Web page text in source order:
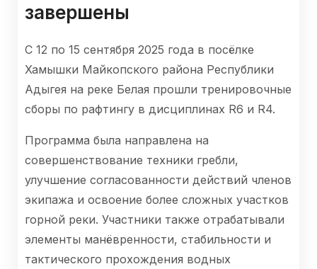
завершены
С 12 по 15 сентября 2025 года в посёлке
Хамышки Майкопского района Республики
Адыгея на реке Белая прошли тренировочные
сборы по рафтингу в дисциплинах R6 и R4.
Программа была направлена на
совершенствование техники гребли,
улучшение согласованности действий членов
экипажа и освоение более сложных участков
горной реки. Участники также отрабатывали
элементы манёвренности, стабильности и
тактического прохождения водных